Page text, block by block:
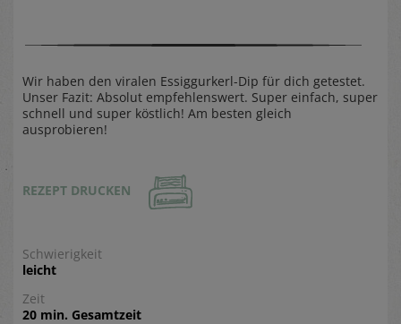
Wir haben den viralen Essiggurkerl-Dip für dich getestet.
Unser Fazit: Absolut empfehlenswert. Super einfach, super
schnell und super köstlich! Am besten gleich
ausprobieren!
REZEPT DRUCKEN
Schwierigkeit
leicht
Zeit
20 min. Gesamtzeit